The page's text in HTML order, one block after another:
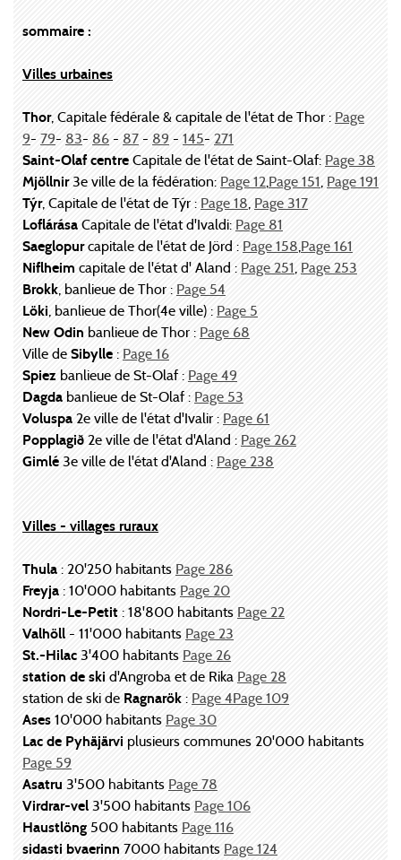
sommaire :
Villes urbaines
Thor, Capitale fédérale & capitale de l'état de Thor : Page
9- 79- 83- 86 - 87 - 89 - 145- 271
Saint-Olaf centre Capitale de l'état de Saint-Olaf: Page 38
Mjöllnir3e ville de la fédération: Page 12,Page 151, Page 191
Týr, Capitale de l'état de Týr : Page 18, Page 317
Loflárása Capitale de l'état d'Ivaldi: Page 81
Saeglopurcapitale de l'état de Jörd : Page 158,Page 161
Niflheim capitale de l'état d' Aland : Page 251, Page 253
Brokk, banlieue de Thor : Page 54
Löki, banlieue de Thor(4e ville) : Page 5
New Odin banlieue de Thor : Page 68
Ville de Sibylle : Page 16
Spiez banlieue de St-Olaf : Page 49
Dagda banlieue de St-Olaf : Page 53
Voluspa 2e ville de l'état d'Ivalir : Page 61
Popplagið 2e ville de l'état d'Aland : Page 262
Gimlé 3e ville de l'état d'Aland : Page 238
Villes - villages ruraux
Thula : 20'250 habitants Page 286
Freyja : 10'000 habitants Page 20
Nordri-Le-Petit : 18'800 habitants Page 22
Valhöll - 11'000 habitants Page 23
St.-Hilac 3'400 habitants Page 26
station de ski d'Angroba et de Rika Page 28
station de ski de Ragnarök : Page 4Page 109
Ases 10'000 habitants Page 30
Lac de Pyhäjärvi plusieurs communes 20'000 habitants
Page 59
Asatru 3'500 habitants Page 78
Virdrar-vel 3'500 habitants Page 106
Haustlöng 500 habitants Page 116
sidasti bvaerinn 7000 habitants Page 124